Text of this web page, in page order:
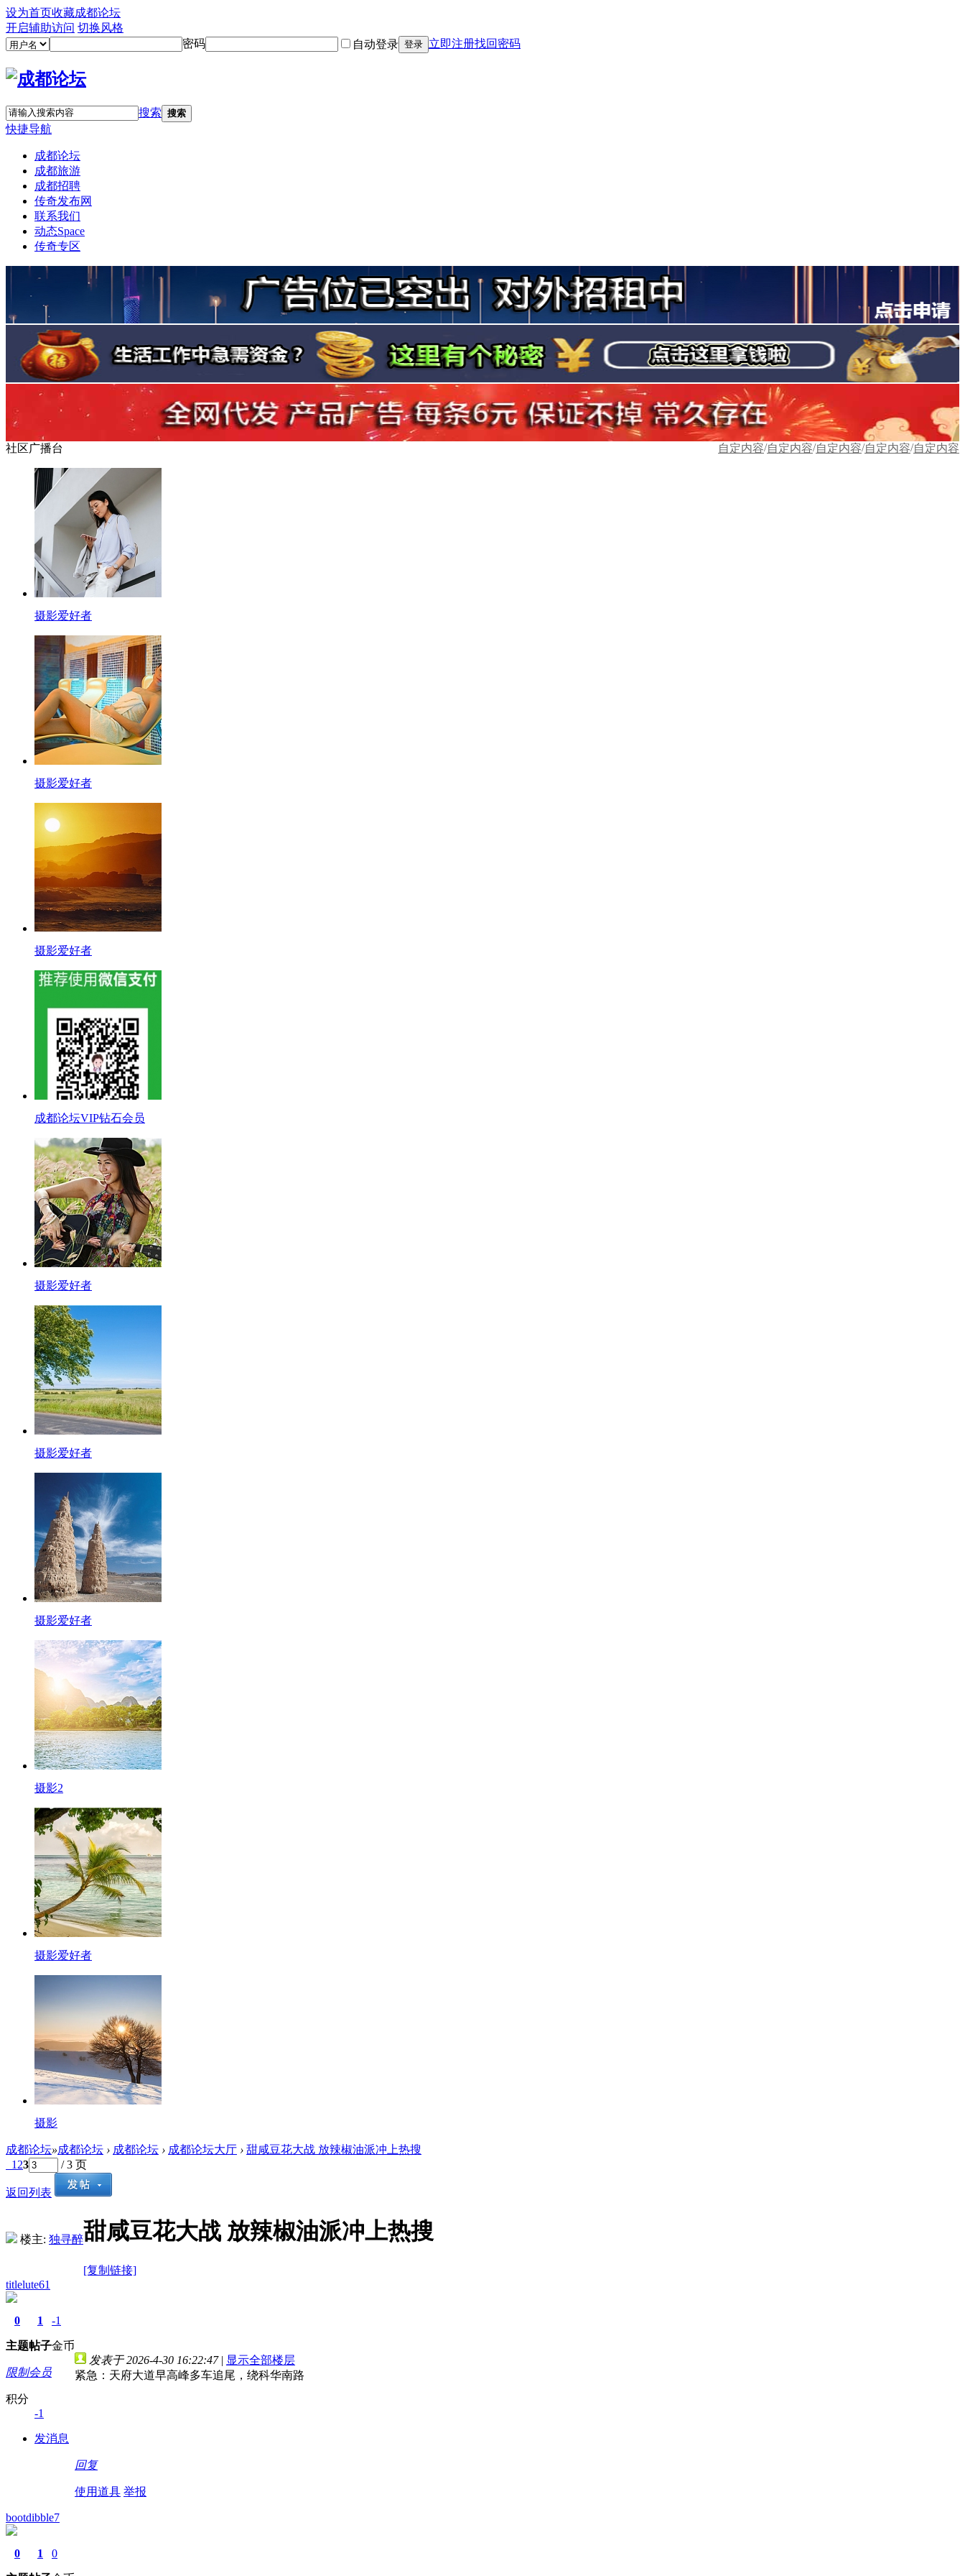
设为首页收藏成都论坛
开启辅助访问 切换风格
密码
自动登录 登录 立即注册找回密码
搜索 搜索
快捷导航
成都论坛
成都旅游
成都招聘
传奇发布网
联系我们
动态Space
传奇专区
社区广播台 自定内容
/
自定内容
/
自定内容
/
自定内容
/
自定内容
摄影爱好者
摄影爱好者
摄影爱好者
成都论坛VIP钻石会员
摄影爱好者
摄影爱好者
摄影爱好者
摄影2
摄影爱好者
摄影
成都论坛»成都论坛 › 成都论坛 › 成都论坛大厅 › 甜咸豆花大战 放辣椒油派冲上热搜
1 23 / 3 页
返回列表
楼主: 独寻醉甜咸豆花大战 放辣椒油派冲上热搜
[复制链接]
titlelute61
0
主题
1
帖子
-1
金币
限制会员
积分
-1
发消息
发表于 2026-4-30 16:22:47 | 显示全部楼层
紧急：天府大道早高峰多车追尾，绕科华南路
回复
使用道具 举报
bootdibble7
0 1 0